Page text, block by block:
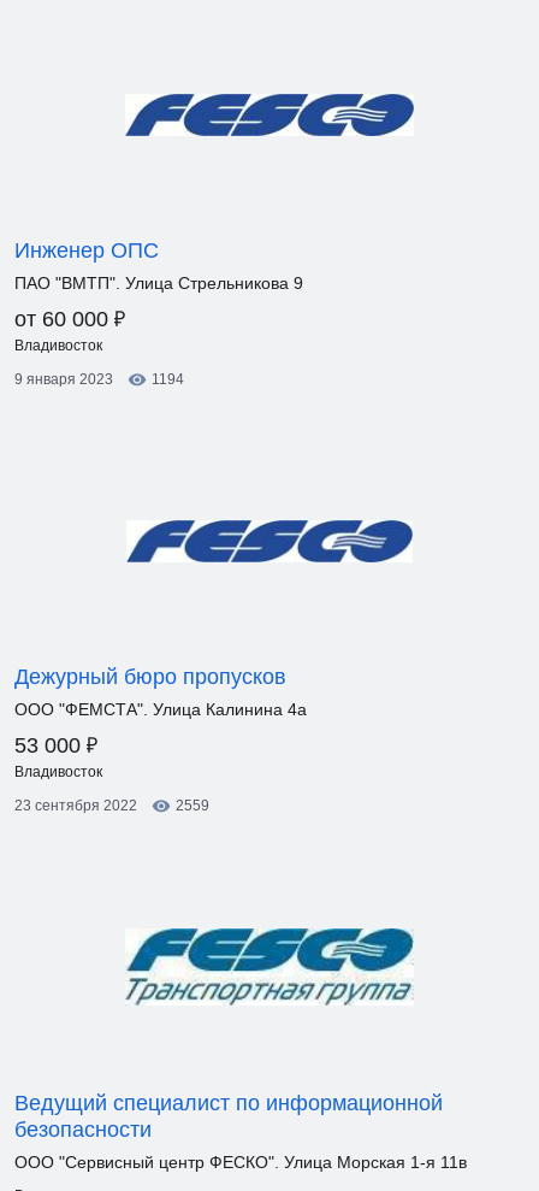
Инженер ОПС
ПАО "ВМТП". Улица Стрельникова 9
от 60 000 ₽
Владивосток
9 января 2023
1194
Дежурный бюро пропусков
ООО "ФЕМСТА". Улица Калинина 4а
53 000 ₽
Владивосток
23 сентября 2022
2559
Ведущий специалист по информационной
безопасности
ООО "Сервисный центр ФЕСКО". Улица Морская 1-я 11в